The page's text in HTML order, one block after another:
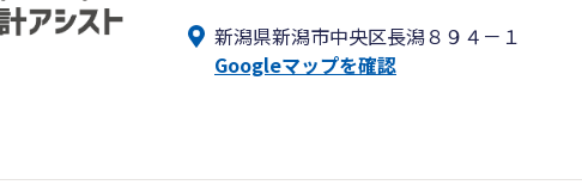
で、様々な個別ニーズに対応しており、各ス
ービスをご提案させていただいております
先への振込等、毎月の経理業務のお困りごと
お客様それぞれのお困りごとを丁寧にヒア
たします。作業にかける時間を削減し、よ
す。
新潟県新潟市中央区長潟８９４－１
Googleマップを確認